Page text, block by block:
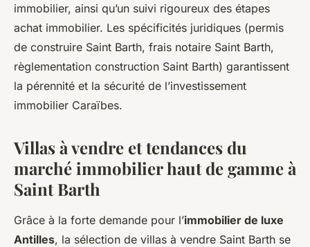
immobilier, ainsi qu’un suivi rigoureux des étapes
achat immobilier. Les spécificités juridiques (permis
de construire Saint Barth, frais notaire Saint Barth,
règlementation construction Saint Barth) garantissent
la pérennité et la sécurité de l’investissement
immobilier Caraïbes.
Villas à vendre et tendances du
marché immobilier haut de gamme à
Saint Barth
Grâce à la forte demande pour l’immobilier de luxe
Antilles, la sélection de villas à vendre Saint Barth se